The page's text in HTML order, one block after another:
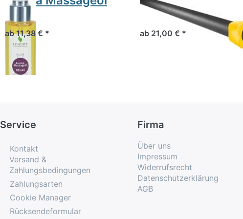
Relax
ab 11,38 € *
Bar
ab 21,00 € *
Service
Kontakt
Versand &
Zahlungsbedingungen
Zahlungsarten
Cookie Manager
Rücksendeformular
Firma
Über uns
Impressum
Widerrufsrecht
Datenschutzerklärung
AGB